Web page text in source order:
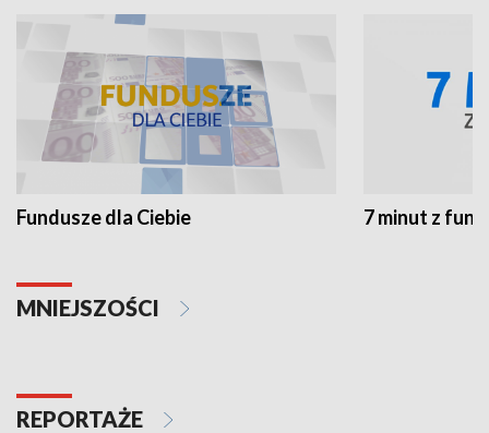
Fundusze dla Ciebie 7 minut z
MNIEJSZOŚCI
REPORTAŻE